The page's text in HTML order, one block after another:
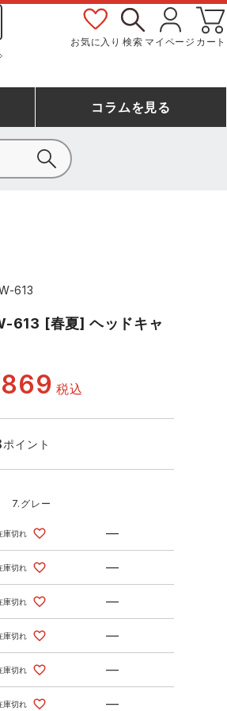
お気に入り 検索 マイページ カート
ンウェア・カッパ
ランキング
セロリー 大阪支店
メンテ作業服
コラムを見る
613
613 [春夏] ヘッドキャ
869 税込
ポイント
7.グレー
庫切れ —
庫切れ —
庫切れ —
庫切れ —
庫切れ —
庫切れ —